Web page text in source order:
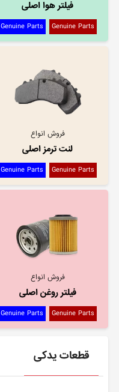
فیلتر هوا اصلی
Genuine Parts
Genuine Parts
فروش انواع
لنت ترمز اصلی
Genuine Parts
Genuine Parts
فروش انواع
فیلتر روغن اصلی
Genuine Parts
Genuine Parts
قطعات یدکی